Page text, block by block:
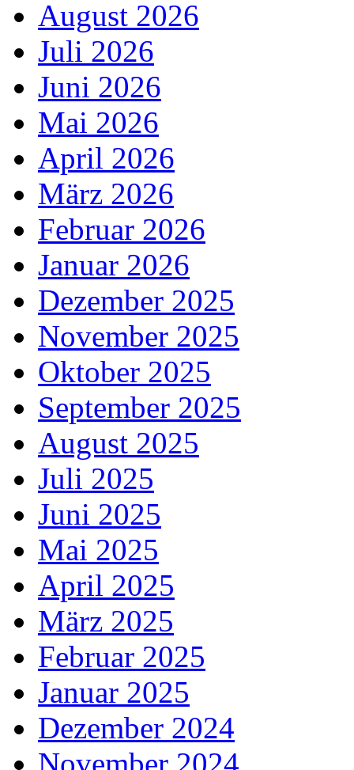
August 2026
Juli 2026
Juni 2026
Mai 2026
April 2026
März 2026
Februar 2026
Januar 2026
Dezember 2025
November 2025
Oktober 2025
September 2025
August 2025
Juli 2025
Juni 2025
Mai 2025
April 2025
März 2025
Februar 2025
Januar 2025
Dezember 2024
November 2024